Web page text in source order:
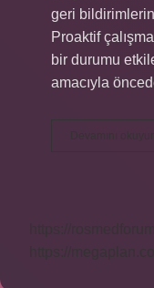
geri
Proaktif
bir durumu
amacıyla
Devamını okuyun
https://
https://